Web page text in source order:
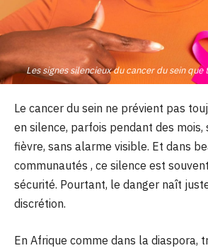
Les signes silencieux du cancer du sein
Le cancer du sein ne prévient pas
en silence, parfois pendant des mois,
fièvre, sans alarme visible. Et dans
communautés , ce silence est
sécurité. Pourtant, le danger naît
discrétion.
En Afrique comme dans la diaspora,